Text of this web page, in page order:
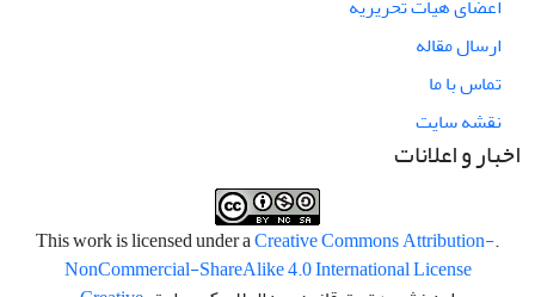
ارسال مقاله
تماس با ما
نقشه سایت
اخبار و اعلانات
.This work is licensed under a
Creative Commons Attribution-
NonCommercial-ShareAlike 4.0 International License